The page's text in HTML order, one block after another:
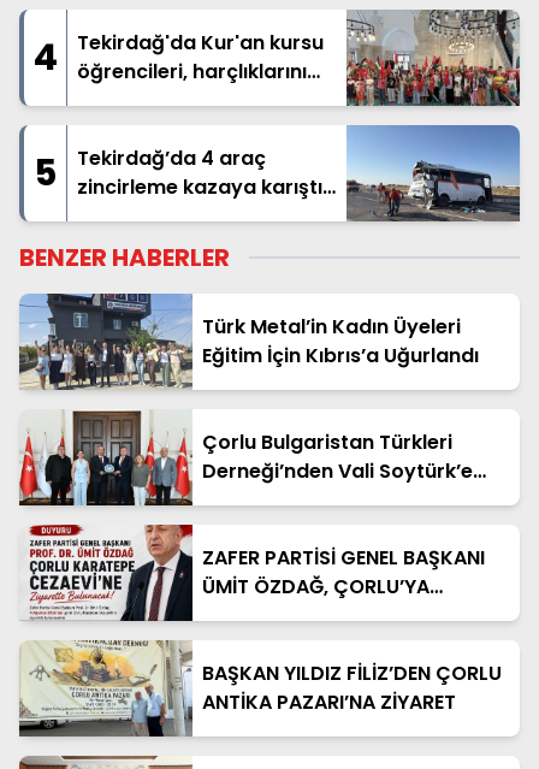
4
Tekirdağ'da Kur'an kursu
öğrencileri, harçlıklarını
Filistin'e bağışladı
5
Tekirdağ’da 4 araç
zincirleme kazaya karıştı;
29 yaralı
BENZER HABERLER
Türk Metal’in Kadın Üyeleri
Eğitim İçin Kıbrıs’a Uğurlandı
Çorlu Bulgaristan Türkleri
Derneği’nden Vali Soytürk’e
Ziyaret
ZAFER PARTİSİ GENEL BAŞKANI
ÜMİT ÖZDAĞ, ÇORLU’YA
GELİYOR!
BAŞKAN YILDIZ FİLİZ’DEN ÇORLU
ANTİKA PAZARI’NA ZİYARET